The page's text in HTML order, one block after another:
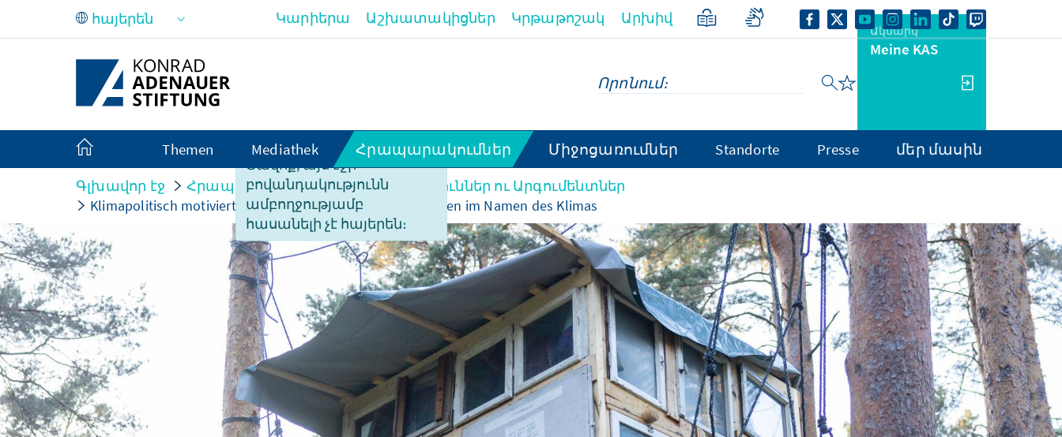
Skip to Main Content
Ցավոք, այս էջի
բովանդակությունն
ամբողջությամբ
հասանելի չէ հայերեն։
Կարիերա Աշխատակիցներ Կրթաթոշակ Արխիվ
Ակնարկ
Meine KAS
Themen Mediathek Հրապարակումներ Միջոցառումներ Standorte Presse մեր մասին
Գլխավոր էջ Հրապարակումներ
Վերլուծություններ ու Արգումենտներ
Klimapolitisch motivierte Sabotage – Extreme Aktionsformen im Namen des Klimas